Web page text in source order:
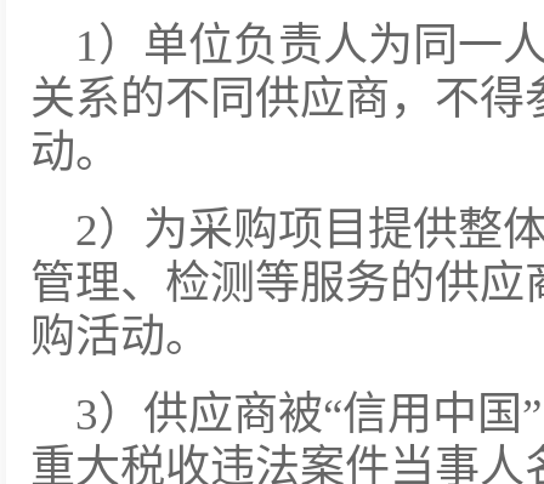
1）单位负责人为同一
关系的不同供应商，不
动。
2）为采购项目提供整
管理、检测等服务的供
购活动。
3）供应商被“信用中
重大税收违法案件当事